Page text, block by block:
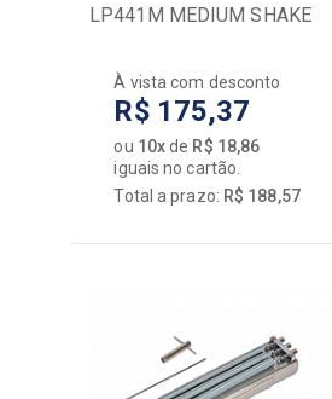
LP441M MEDIUM SHAKE
À vista com desconto
R$ 175,37
ou 10xde R$ 18,86
iguais no cartão.
Total a prazo: R$ 188,57